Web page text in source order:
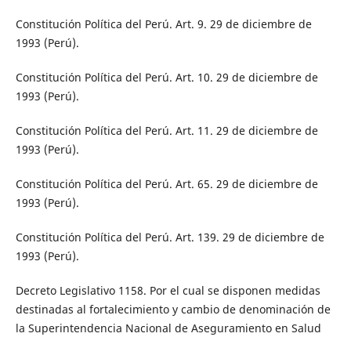
Constitución Política del Perú. Art. 9. 29 de diciembre de
1993 (Perú).
Constitución Política del Perú. Art. 10. 29 de diciembre de
1993 (Perú).
Constitución Política del Perú. Art. 11. 29 de diciembre de
1993 (Perú).
Constitución Política del Perú. Art. 65. 29 de diciembre de
1993 (Perú).
Constitución Política del Perú. Art. 139. 29 de diciembre de
1993 (Perú).
Decreto Legislativo 1158. Por el cual se disponen medidas
destinadas al fortalecimiento y cambio de denominación de
la Superintendencia Nacional de Aseguramiento en Salud